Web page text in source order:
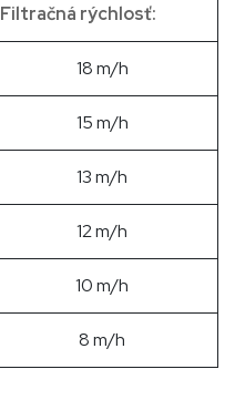
Filtračná rýchlosť:
18 m/h
15 m/h
13 m/h
12 m/h
10 m/h
8 m/h